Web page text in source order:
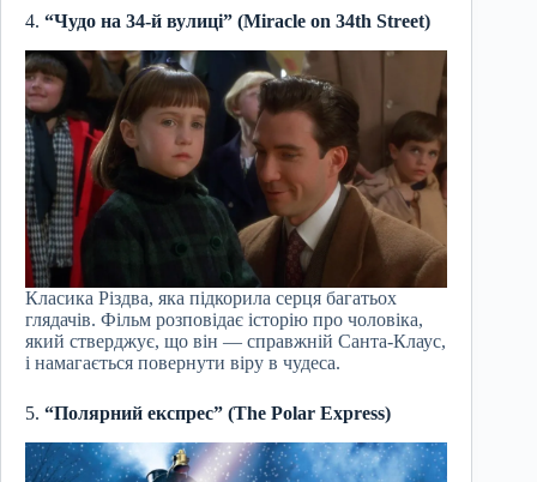
4. “Чудо на 34-й вулиці” (Miracle on 34th Street)
Класика Різдва, яка підкорила серця багатьох
глядачів. Фільм розповідає історію про чоловіка,
який стверджує, що він — справжній Санта-Клаус,
і намагається повернути віру в чудеса.
5. “Полярний експрес” (The Polar Express)